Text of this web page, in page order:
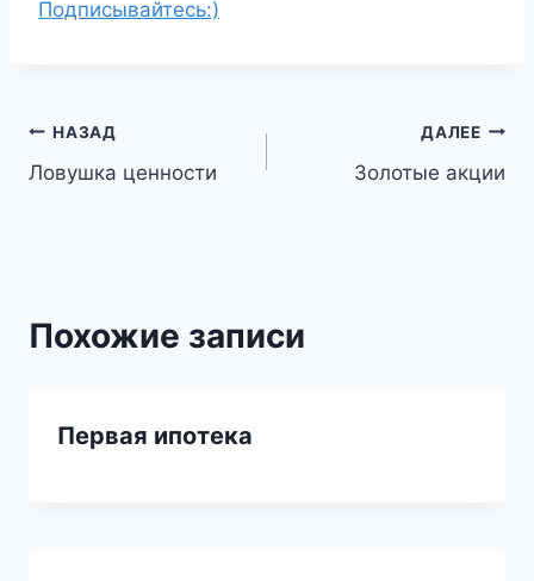
Подписывайтесь:)
Навигация
по
НАЗАД
Ловушка ценности
ДАЛЕЕ
Золотые акции
Похожие записи
Первая ипотека